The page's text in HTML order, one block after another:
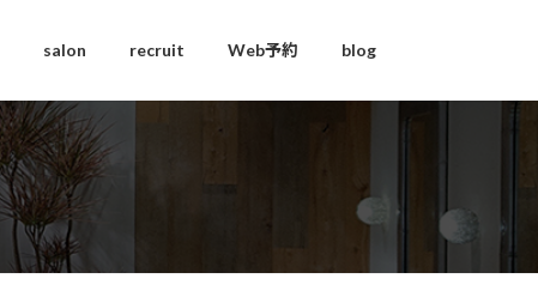
salon recruit Web予約 blog